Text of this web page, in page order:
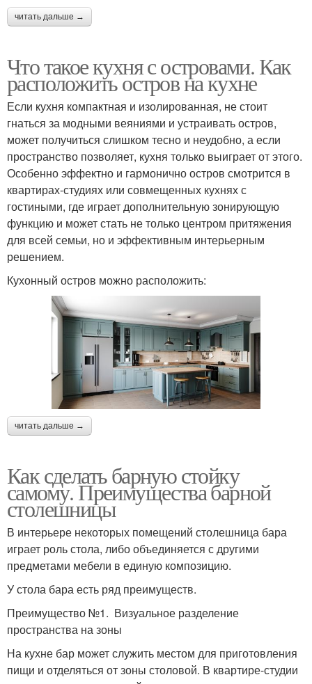
читать дальше →
Что такое кухня с островами. Как
расположить остров на кухне
Если кухня компактная и изолированная, не стоит
гнаться за модными веяниями и устраивать остров,
может получиться слишком тесно и неудобно, а если
пространство позволяет, кухня только выиграет от этого.
Особенно эффектно и гармонично остров смотрится в
квартирах-студиях или совмещенных кухнях с
гостиными, где играет дополнительную зонирующую
функцию и может стать не только центром притяжения
для всей семьи, но и эффективным интерьерным
решением.
Кухонный остров можно расположить:
читать дальше →
Как сделать барную стойку
самому. Преимущества барной
столешницы
В интерьере некоторых помещений столешница бара
играет роль стола, либо объединяется с другими
предметами мебели в единую композицию.
У стола бара есть ряд преимуществ.
Преимущество №1. Визуальное разделение
пространства на зоны
На кухне бар может служить местом для приготовления
пищи и отделяться от зоны столовой. В квартире-студии